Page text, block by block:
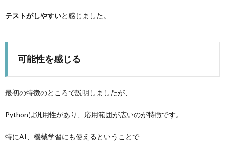
テストがしやすいと感じました。
可能性を感じる
最初の特徴のところで説明しましたが、
Pythonは汎用性があり、応用範囲が広いのが特徴です。
特にAI、機械学習にも使えるということで